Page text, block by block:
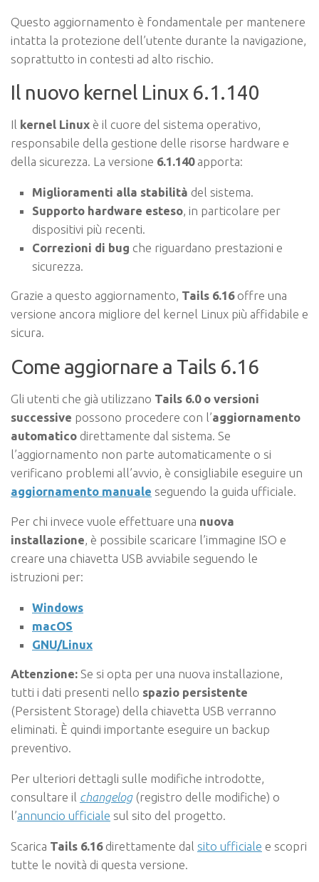
Questo aggiornamento è fondamentale per mantenere
intatta la protezione dell’utente durante la navigazione,
soprattutto in contesti ad alto rischio.
Il nuovo kernel Linux 6.1.140
Il kernel Linux è il cuore del sistema operativo,
responsabile della gestione delle risorse hardware e
della sicurezza. La versione 6.1.140apporta:
Miglioramenti alla stabilità del sistema.
Supporto hardware esteso, in particolare per
dispositivi più recenti.
Correzioni di bug che riguardano prestazioni e
sicurezza.
Grazie a questo aggiornamento, Tails 6.16offre una
versione ancora migliore del kernel Linux più affidabile e
sicura.
Come aggiornare a Tails 6.16
Gli utenti che già utilizzano Tails 6.0 o versioni
successive possono procedere con l’aggiornamento
automatico direttamente dal sistema. Se
l’aggiornamento non parte automaticamente o si
verificano problemi all’avvio, è consigliabile eseguire un
aggiornamento manuale seguendo la guida ufficiale.
Per chi invece vuole effettuare una nuova
installazione, è possibile scaricare l’immagine ISO e
creare una chiavetta USB avviabile seguendo le
istruzioni per:
Windows
macOS
GNU/Linux
Attenzione: Se si opta per una nuova installazione,
tutti i dati presenti nello spazio persistente
(Persistent Storage) della chiavetta USB verranno
eliminati. È quindi importante eseguire un backup
preventivo.
Per ulteriori dettagli sulle modifiche introdotte,
consultare il changelog(registro delle modifiche) o
l’annuncio ufficiale sul sito del progetto.
Scarica Tails 6.16direttamente dal sito ufficiale e scopri
tutte le novità di questa versione.